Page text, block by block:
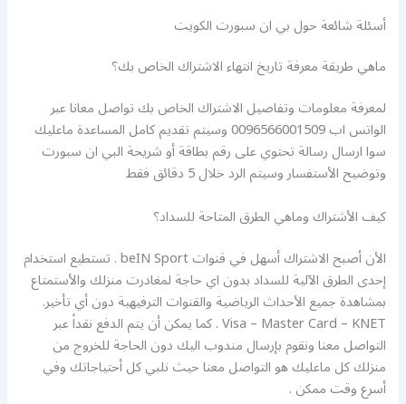
أسئلة شائعة حول بي ان سبورت الكويت
ماهي طريقة معرفة تاريخ انتهاء الاشتراك الخاص بك؟
لمعرفة معلومات وتفاصيل الاشتراك الخاص بك تواصل معانا عبر
الواتس اب 0096566001509 وسيتم تقديم كامل المساعدة ماعليك
سوا ارسال رسالة تحتوي على رقم بطاقة أو شريحة البي ان سبورت
وتوضيح الأستفسار وسيتم الرد خلال 5 دقائق فقط
كيف الأشتراك وماهي الطرق المتاحة للسداد؟
الأن أصبح الاشتراك أسهل في قنوات beIN Sport . تستطيع استخدام
إحدى الطرق الآلية للسداد بدون اي حاجة لمغادرت منزلك والأستمتاع
بمشاهدة جميع الأحداث الرياضية والقنوات الترفيهية دون أي تأخير.
Visa – Master Card – KNET . كما يمكن أن يتم الدفع نقداً عبر
التواصل معنا ونقوم بإرسال مندوب اليك دون الحاجة للخروج من
منزلك كل ماعليك هو التواصل معنا حيث نلبي كل أحتياجاتك وفي
أسرع وقت ممكن .